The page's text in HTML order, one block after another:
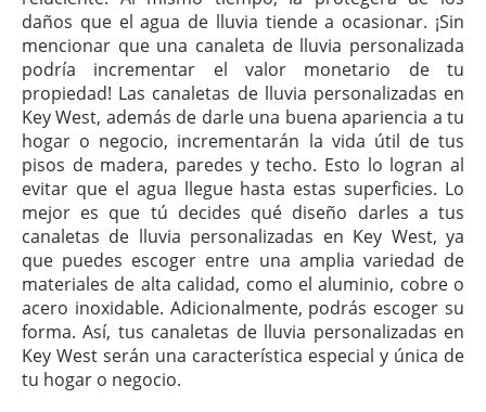
daños que el agua de lluvia tiende a ocasionar. ¡Sin
mencionar que una canaleta de lluvia personalizada
podría incrementar el valor monetario de tu
propiedad! Las canaletas de lluvia personalizadas en
Key West, además de darle una buena apariencia a tu
hogar o negocio, incrementarán la vida útil de tus
pisos de madera, paredes y techo. Esto lo logran al
evitar que el agua llegue hasta estas superficies. Lo
mejor es que tú decides qué diseño darles a tus
canaletas de lluvia personalizadas en Key West, ya
que puedes escoger entre una amplia variedad de
materiales de alta calidad, como el aluminio, cobre o
acero inoxidable. Adicionalmente, podrás escoger su
forma. Así, tus canaletas de lluvia personalizadas en
Key West serán una característica especial y única de
tu hogar o negocio.